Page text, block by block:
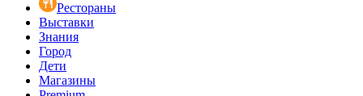
Рестораны
Выставки
Знания
Город
Дети
Магазины